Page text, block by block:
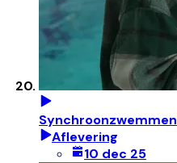
Synchroonzwemmen
Aflevering
10 dec 25